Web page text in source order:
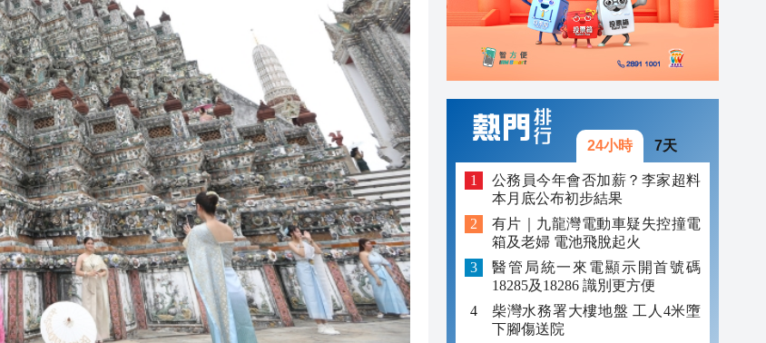
20:05
影馬拉松」圓滿完成
19:57
19:55
實際行動同軍國主義徹底切割
19:47
長溫暖提四點建議
19:37
57家山東企業在港上市
19:28
增長32.4%
19:11
18:50
24小時 7天
公務員今年會否加薪？李家超料
本月底公布初步結果
有片｜九龍灣電動車疑失控撞電
箱及老婦 電池飛脫起火
醫管局統一來電顯示開首號碼
18285及18286 識別更方便
柴灣水務署大樓地盤 工人4米墮
下腳傷送院